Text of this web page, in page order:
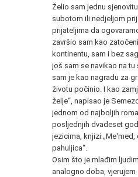
Želio sam jednu
subotom ili nedjeljom
prijateljima da
završio sam kao
kontinentu, sam i bez
još sam se navikao na tu
sam je kao nagradu za
životu počinio. I kao
želje“, napisao je
jednom od najboljih
posljednjih dvadeset
jezicima, knjizi „Me'med,
pahuljica“.
Osim što je mlađim
analogno doba, vjerujem